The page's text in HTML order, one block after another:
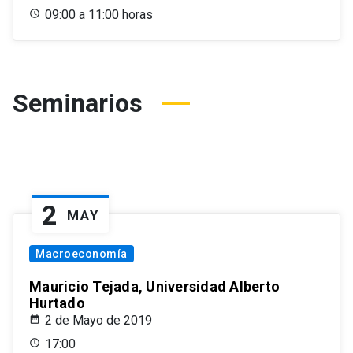
09:00 a 11:00 horas
Seminarios
2 MAY
Macroeconomía
Mauricio Tejada, Universidad Alberto
Hurtado
2 de Mayo de 2019
17:00